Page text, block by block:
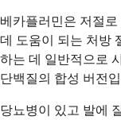
베카플러민은 저절
데 도움이 되는 처방
하는 데 일반적으로
단백질의 합성 버전
당뇨병이 있고 발에